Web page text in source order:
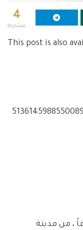
4
مشاركة
This post is also
مريرة عايشها مازن 39 عاماً ، من مدينة